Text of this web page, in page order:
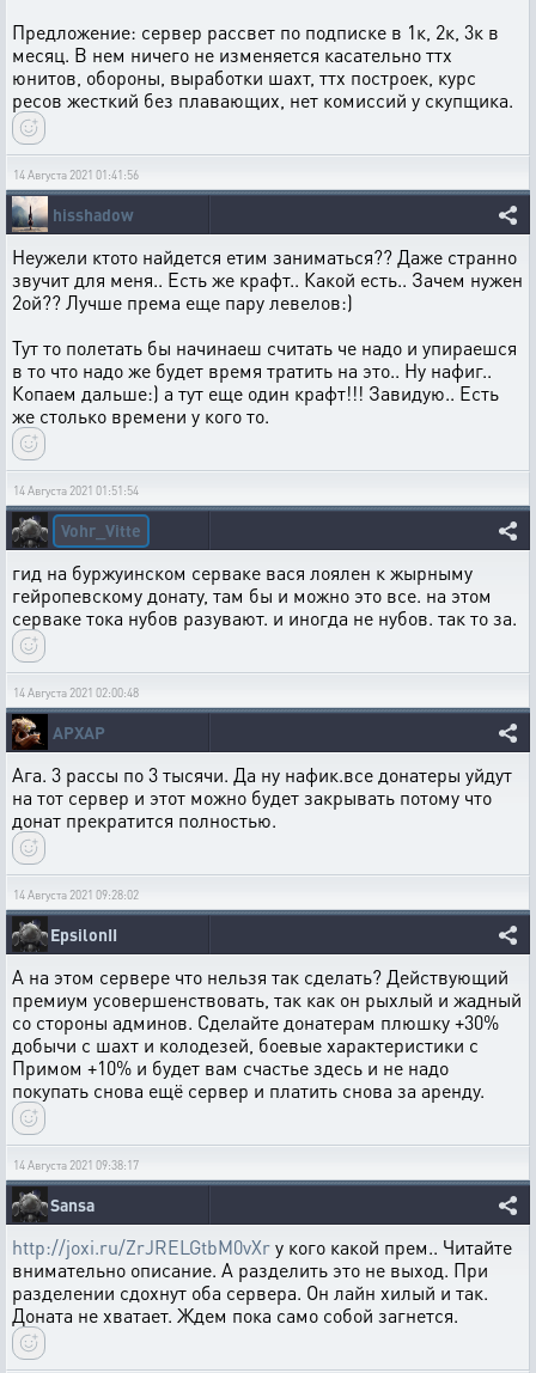
Предложение: сервер рассвет по подписке в 1к, 2к, 3к в
месяц. В нем ничего не изменяется касательно ттх
юнитов, обороны, выработки шахт, ттх построек, курс
ресов жесткий без плавающих, нет комиссий у скупщика.
14 Августа 2021 01:41:56
hisshadow
Неужели ктото найдется етим заниматься?? Даже странно
звучит для меня.. Есть же крафт.. Какой есть.. Зачем нужен
2ой?? Лучше према еще пару левелов:)
Тут то полетать бы начинаеш считать че надо и упираешся
в то что надо же будет время тратить на это.. Ну нафиг..
Копаем дальше:) а тут еще один крафт!!! Завидую.. Есть
же столько времени у кого то.
14 Августа 2021 01:51:54
Vohr_Vitte
гид на буржуинском серваке вася лоялен к жырныму
гейропевскому донату, там бы и можно это все. на этом
серваке тока нубов разувают. и иногда не нубов. так то за.
14 Августа 2021 02:00:48
APXAP
Ага. 3 рассы по 3 тысячи. Да ну нафик.все донатеры уйдут
на тот сервер и этот можно будет закрывать потому что
донат прекратится полностью.
14 Августа 2021 09:28:02
EpsilonII
А на этом сервере что нельзя так сделать? Действующий
премиум усовершенствовать, так как он рыхлый и жадный
со стороны админов. Сделайте донатерам плюшку +30%
добычи с шахт и колодезей, боевые характеристики с
Примом +10% и будет вам счастье здесь и не надо
покупать снова ещё сервер и платить снова за аренду.
14 Августа 2021 09:38:17
Sansa
http://joxi.ru/ZrJRELGtbM0vXrу кого какой прем.. Читайте
внимательно описание. А разделить это не выход. При
разделении сдохнут оба сервера. Он лайн хилый и так.
Доната не хватает. Ждем пока само собой загнется.